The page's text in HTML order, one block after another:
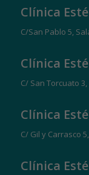
Clínica
C/San Pablo 5,
Clínica
C/ San Torcuato
Clínica
C/ Gil y Carrasco
Clínica